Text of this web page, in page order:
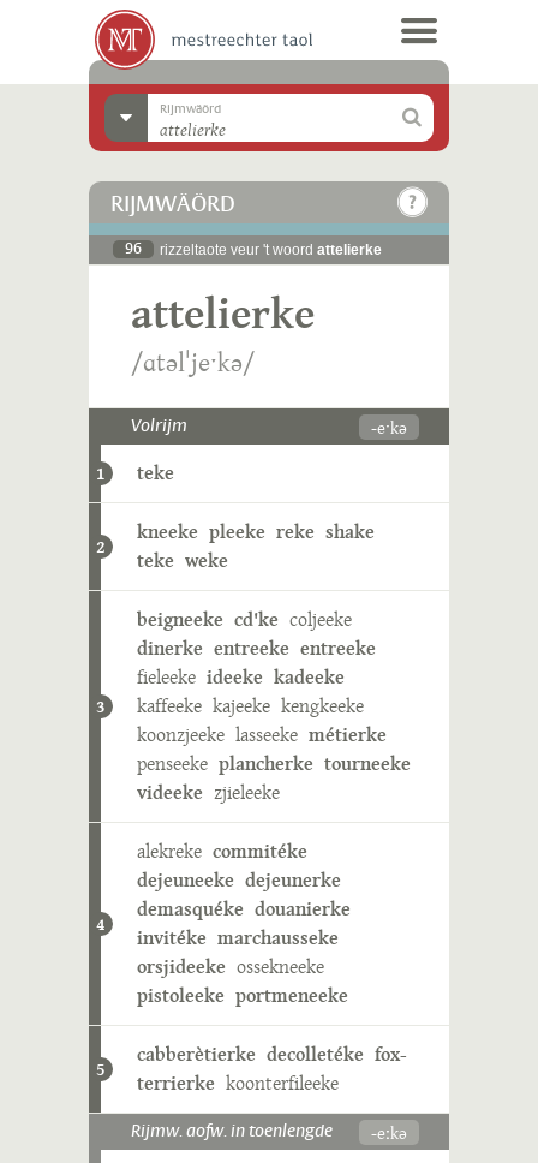
Rijmwäörd
RIJMWÄÖRD
96 rizzeltaote veur 't woord attelierke
attelierke
/ɑtəlˈjeˑkə/
Volrijm -eˑkə
1 teke
2
kneeke pleeke reke shake
teke weke
3
beigneeke cd'ke coljeeke
dinerke entreeke entreeke
fieleeke ideeke kadeeke
kaffeeke kajeeke kengkeeke
koonzjeeke lasseeke métierke
penseeke plancherke tourneeke
videeke zjieleeke
4
alekreke commitéke
dejeuneeke dejeunerke
demasquéke douanierke
invitéke marchausseke
orsjideeke ossekneeke
pistoleeke portmeneeke
5
cabberètierke decolletéke fox-
terrierke koonterfileeke
Rijmw. aofw. in toenlengde -eːkə